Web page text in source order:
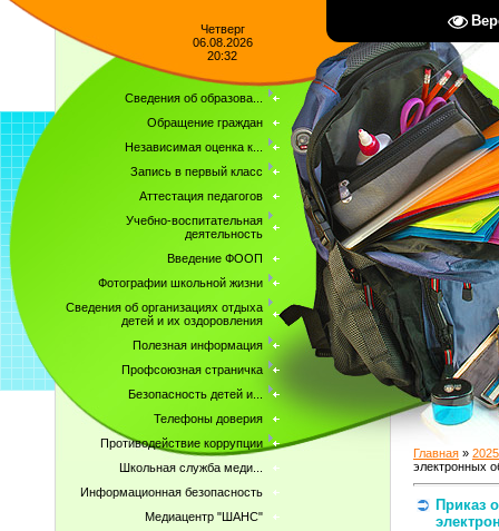
Четверг
06.08.2026
20:32
Сведения об образова...
Обращение граждан
Независимая оценка к...
Запись в первый класс
Аттестация педагогов
Учебно-воспитательная
деятельность
Введение ФООП
Фотографии школьной жизни
Сведения об организациях отдыха
детей и их оздоровления
Полезная информация
Профсоюзная страничка
Безопасность детей и...
Телефоны доверия
Противодействие коррупции
Школьная служба меди...
Информационная безопасность
Медиацентр "ШАНС"
Главная » 2025
электронных
Приказ